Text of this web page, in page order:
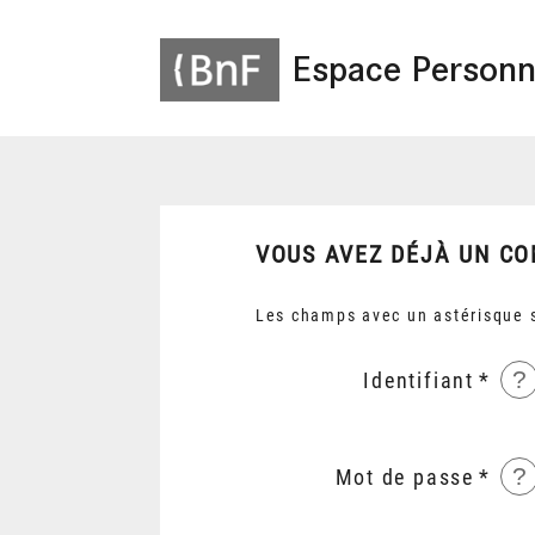
Espace
VOUS AVEZ DÉJÀ UN
Les champs avec un
Identifiant ?
Mot de passe ?